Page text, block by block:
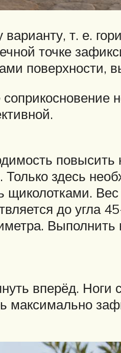
т. е.
точке
поверхности,
Только здесь
щиколотками.
до угла
вперёд.
максимально